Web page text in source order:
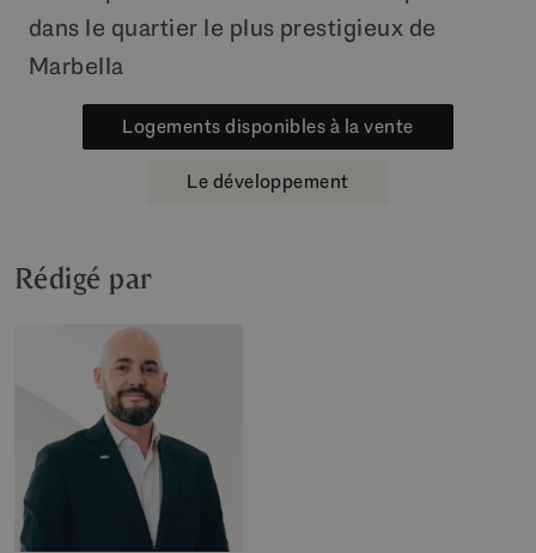
dans le quartier le plus prestigieux de
Marbella
Logements disponibles à la vente
Le développement
Rédigé par